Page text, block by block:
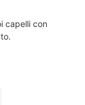
capelli con